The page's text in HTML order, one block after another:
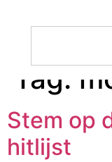
Tag:
Stem op
hitlijst